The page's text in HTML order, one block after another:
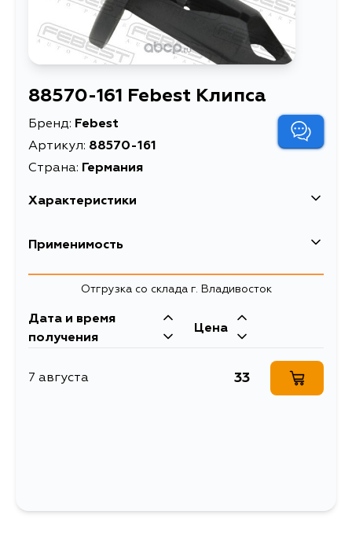
88570-161 Febest Клипса
Бренд: Febest
Артикул: 88570-161
Страна: Германия
Характеристики
EAN-13
Длина упаковки, мм
Масса, кг 0.0019
Клипса AUDI
A3/S3/SPORTB./LIM./QU.
Применимость
Land Rover
LIGHT TRUCK, CAR
Отгрузка со склада г. Владивосток
Дата и время
получения
Цена
7 августа 33